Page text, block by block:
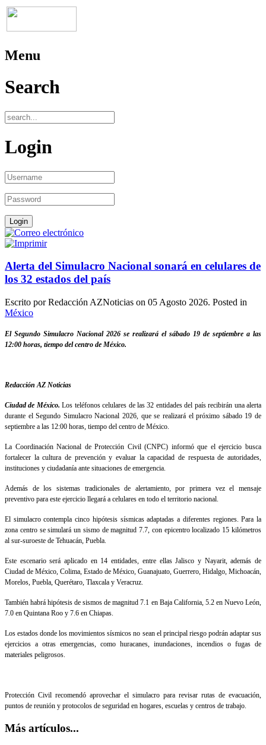
Menu
Search
Login
Alerta del Simulacro Nacional sonará en celulares de
los 32 estados del país
Escrito por Redacción AZNoticias on 05 Agosto 2026. Posted in
México
El Segundo Simulacro Nacional 2026 se realizará el sábado 19 de septiembre a las
12:00 horas, tiempo del centro de México.
Redacción AZ Noticias
Ciudad de México. Los teléfonos celulares de las 32 entidades del país recibirán una alerta
durante el Segundo Simulacro Nacional 2026, que se realizará el próximo sábado 19 de
septiembre a las 12:00 horas, tiempo del centro de México.
La Coordinación Nacional de Protección Civil (CNPC) informó que el ejercicio busca
fortalecer la cultura de prevención y evaluar la capacidad de respuesta de autoridades,
instituciones y ciudadanía ante situaciones de emergencia.
Además de los sistemas tradicionales de alertamiento, por primera vez el mensaje
preventivo para este ejercicio llegará a celulares en todo el territorio nacional.
El simulacro contempla cinco hipótesis sísmicas adaptadas a diferentes regiones. Para la
zona centro se simulará un sismo de magnitud 7.7, con epicentro localizado 15 kilómetros
al sur-suroeste de Tehuacán, Puebla.
Este escenario será aplicado en 14 entidades, entre ellas Jalisco y Nayarit, además de
Ciudad de México, Colima, Estado de México, Guanajuato, Guerrero, Hidalgo, Michoacán,
Morelos, Puebla, Querétaro, Tlaxcala y Veracruz.
También habrá hipótesis de sismos de magnitud 7.1 en Baja California, 5.2 en Nuevo León,
7.0 en Quintana Roo y 7.6 en Chiapas.
Los estados donde los movimientos sísmicos no sean el principal riesgo podrán adaptar sus
ejercicios a otras emergencias, como huracanes, inundaciones, incendios o fugas de
materiales peligrosos.
Protección Civil recomendó aprovechar el simulacro para revisar rutas de evacuación,
puntos de reunión y protocolos de seguridad en hogares, escuelas y centros de trabajo.
Más artículos...